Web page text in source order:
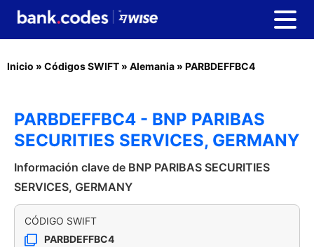
Inicio » Códigos SWIFT » Alemania » PARBDEFFBC4
PARBDEFFBC4 - BNP PARIBAS
SECURITIES SERVICES, GERMANY
Información clave de BNP PARIBAS SECURITIES
SERVICES, GERMANY
CÓDIGO SWIFT
PARBDEFFBC4